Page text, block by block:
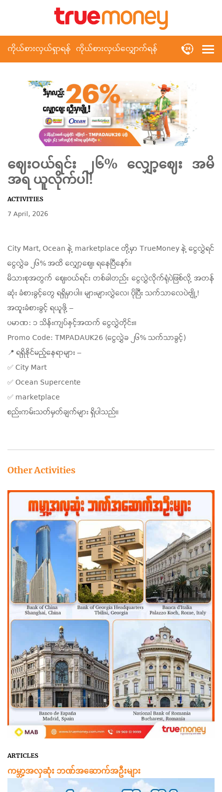
ကိုယ်စားလှယ်ရှာရန် ကိုယ်စားလှယ်လျှောက်ရန်
ဈေးဝယ်ရင်း ၂၆% လျှော့ဈေး အမိ
အရ ယူလိုက်ပါ!
ACTIVITIES
7 April, 2026
City Mart, Ocean နဲ့ marketplace တို့မှာ TrueMoney နဲ့ ငွေလွှဲရင်
ငွေလွှဲခ ၂၆% အထိ လျှော့ဈေး ရနေပြီနော်။
မိသားစုအတွက် ဈေးဝယ်ရင်း တစ်ခါတည်း ငွေလွှဲလိုက်ရုံပဲဖြစ်လို့ အတန်
ဆုံး ခံစားခွင့်တွေ ရရှိမှာပါ။ များများလွှဲလေ၊ ပိုပြီး သက်သာလေပဲဗျို့!
အထူးခံစားခွင့် ရယူဖို့ –
ပမာဏ: ၁ သိန်းကျပ်နှင့်အထက် ငွေလွှဲတိုင်း။
Promo Code: TMPADAUK26 (ငွေလွှဲခ ၂၆% သက်သာခွင့်)
📍 ရရှိနိုင်မည့်နေရာများ –
✅ City Mart
✅ Ocean Supercente
✅ marketplace
စည်းကမ်းသတ်မှတ်ချက်များ ရှိပါသည်။
Other Activities
ARTICLES
ကမ္ဘာ့အလှဆုံး ဘဏ်အဆောက်အဦးများ